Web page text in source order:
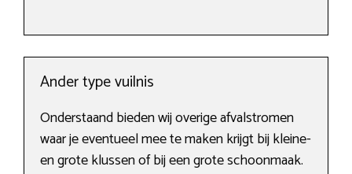
Ander type vuilnis
Onderstaand bieden wij overige afvalstromen
waar je eventueel mee te maken krijgt bij kleine-
en grote klussen of bij een grote schoonmaak.